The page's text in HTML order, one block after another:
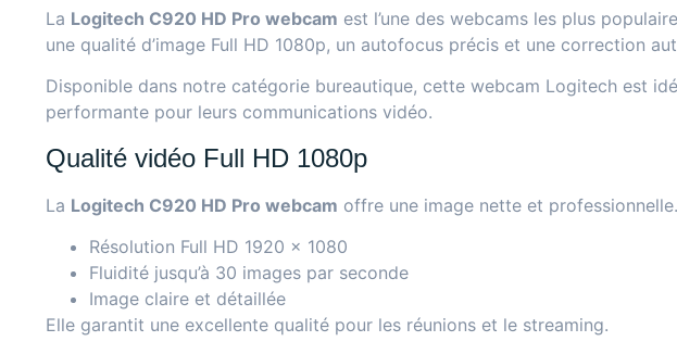
La Logitech C920 HD Pro webcam est l’une des webcams les plus
une qualité d’image Full HD 1080p, un autofocus précis et une correction
Disponible dans notre catégorie bureautique, cette webcam Logitech est
performante pour leurs communications vidéo.
Qualité vidéo Full HD 1080p
La Logitech C920 HD Pro webcam offre une image nette et professionnelle.
Résolution Full HD 1920 × 1080
Fluidité jusqu’à 30 images par seconde
Image claire et détaillée
Elle garantit une excellente qualité pour les réunions et le streaming.